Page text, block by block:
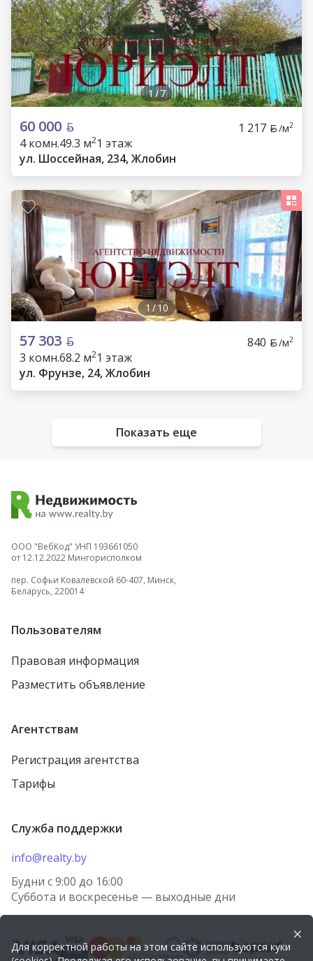
1/7
60 000 1 217 /м2
4 комн.49.3 м21 этаж
ул. Шоссейная, 234, Жлобин
1 /10
57 303 840 /м2
3 комн.68.2 м21 этаж
ул. Фрунзе, 24, Жлобин
Показать еще
ООО "ВебКод" УНП 193661050
от 12.12.2022 Мингорисполком
пер. Софьи Ковалевской 60-407, Минск,
Беларусь, 220014
Пользователям
Правовая информация
Разместить объявление
Агентствам
Регистрация агентства
Тарифы
Служба поддержки
info@realty.by
Будни с 9:00 до 16:00
Суббота и воскресенье — выходные дни
×
Для корректной работы на этом сайте используются куки